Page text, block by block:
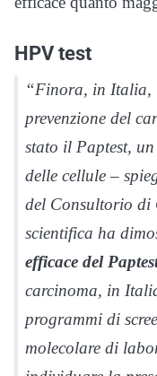
HPV test
“Finora, in Italia,
prevenzione del
stato il Paptest,
delle cellule –
del Consultorio di
scientifica ha
efficace del
carcinoma, in
programmi di
molecolare di